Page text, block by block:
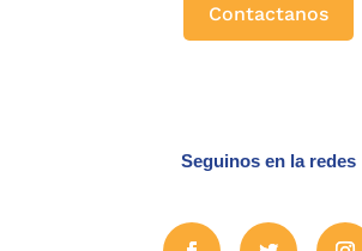
Contactanos
Seguinos en la redes